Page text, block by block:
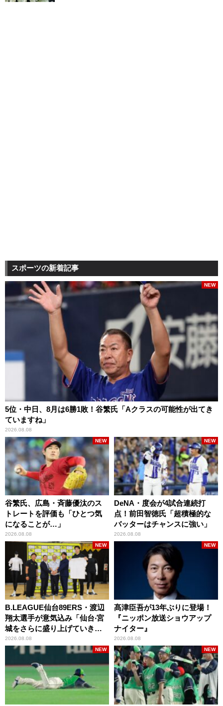
スポーツの新着記事
5位・中日、8月は6勝1敗！谷繁氏「Aクラスの可能性が出てき
ていますね」
2026.08.08
NEW
谷繁氏、広島・斉藤優汰のス
トレートを評価も「ひとつ気
になることが…」
2026.08.08
NEW
DeNA・度会が4試合連続打
点！前田智徳氏「超積極的な
バッターはチャンスに強い」
2026.08.08
NEW
B.LEAGUE仙台89ERS・渡辺
翔太選手が意気込み「仙台‧宮
城をさらに盛り上げていきた
いです」
2026.08.08
NEW
髙津臣吾が13年ぶりに登場！
『ニッポン放送ショウアップ
ナイター』
2026.08.08
NEW
NEW NEW